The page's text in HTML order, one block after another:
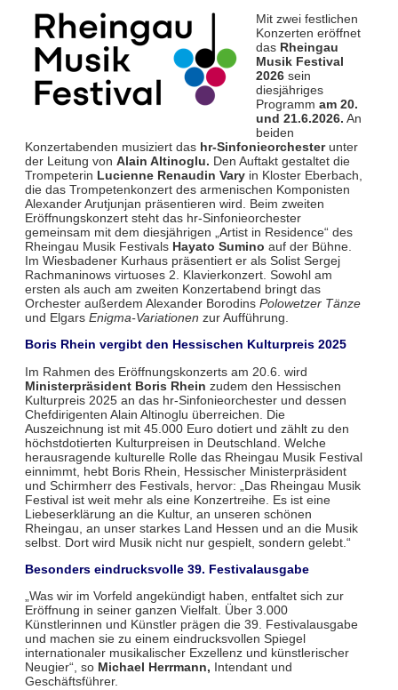
Mit zwei festlichen
Konzerten eröffnet
das Rheingau
Musik Festival
2026sein
diesjähriges
Programm am 20.
und 21.6.2026. An
beiden
Konzertabenden musiziert das hr-Sinfonieorchesterunter
der Leitung von Alain Altinoglu. Den Auftakt gestaltet die
Trompeterin Lucienne Renaudin Varyin Kloster Eberbach,
die das Trompetenkonzert des armenischen Komponisten
Alexander Arutjunjan präsentieren wird. Beim zweiten
Eröffnungskonzert steht das hr-Sinfonieorchester
gemeinsam mit dem diesjährigen „Artist in Residence“ des
Rheingau Musik Festivals Hayato Sumino auf der Bühne.
Im Wiesbadener Kurhaus präsentiert er als Solist Sergej
Rachmaninows virtuoses 2. Klavierkonzert. Sowohl am
ersten als auch am zweiten Konzertabend bringt das
Orchester außerdem Alexander Borodins Polowetzer Tänze
und Elgars Enigma-Variationen zur Aufführung.
Boris Rhein vergibt den Hessischen Kulturpreis 2025
Im Rahmen des Eröffnungskonzerts am 20.6. wird
Ministerpräsident Boris Rhein zudem den Hessischen
Kulturpreis 2025 an das hr-Sinfonieorchester und dessen
Chefdirigenten Alain Altinoglu überreichen. Die
Auszeichnung ist mit 45.000 Euro dotiert und zählt zu den
höchstdotierten Kulturpreisen in Deutschland. Welche
herausragende kulturelle Rolle das Rheingau Musik Festival
einnimmt, hebt Boris Rhein, Hessischer Ministerpräsident
und Schirmherr des Festivals, hervor: „Das Rheingau Musik
Festival ist weit mehr als eine Konzertreihe. Es ist eine
Liebeserklärung an die Kultur, an unseren schönen
Rheingau, an unser starkes Land Hessen und an die Musik
selbst. Dort wird Musik nicht nur gespielt, sondern gelebt.“
Besonders eindrucksvolle 39. Festivalausgabe
„Was wir im Vorfeld angekündigt haben, entfaltet sich zur
Eröffnung in seiner ganzen Vielfalt. Über 3.000
Künstlerinnen und Künstler prägen die 39. Festivalausgabe
und machen sie zu einem eindrucksvollen Spiegel
internationaler musikalischer Exzellenz und künstlerischer
Neugier“, so Michael Herrmann, Intendant und
Geschäftsführer.